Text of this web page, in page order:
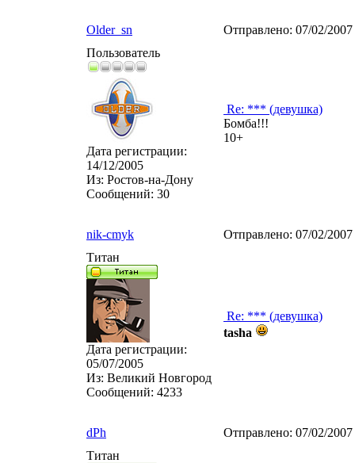
Older_sn Отправлено: 07/02/
Пользователь
Дата регистрации:
14/12/2005
Из: Ростов-на-Дону
Сообщений: 30
Re: *** (девушка)
Бомба!!!
10+
nik-cmyk Отправлено: 07/02/
Титан
Дата регистрации:
05/07/2005
Из: Великий Новгород
Сообщений: 4233
Re: *** (девушка)
tasha
dPh Отправлено: 07/02/
Титан